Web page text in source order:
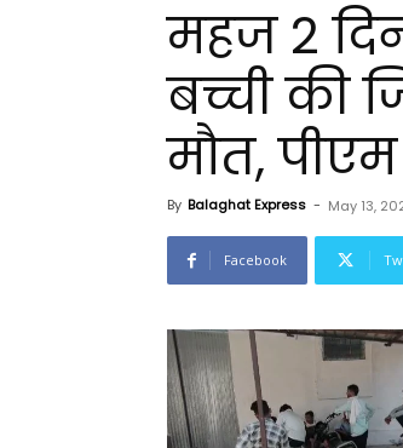
महज 2
बच्ची की
मौत,
By Balaghat Express - May 13,
Facebook